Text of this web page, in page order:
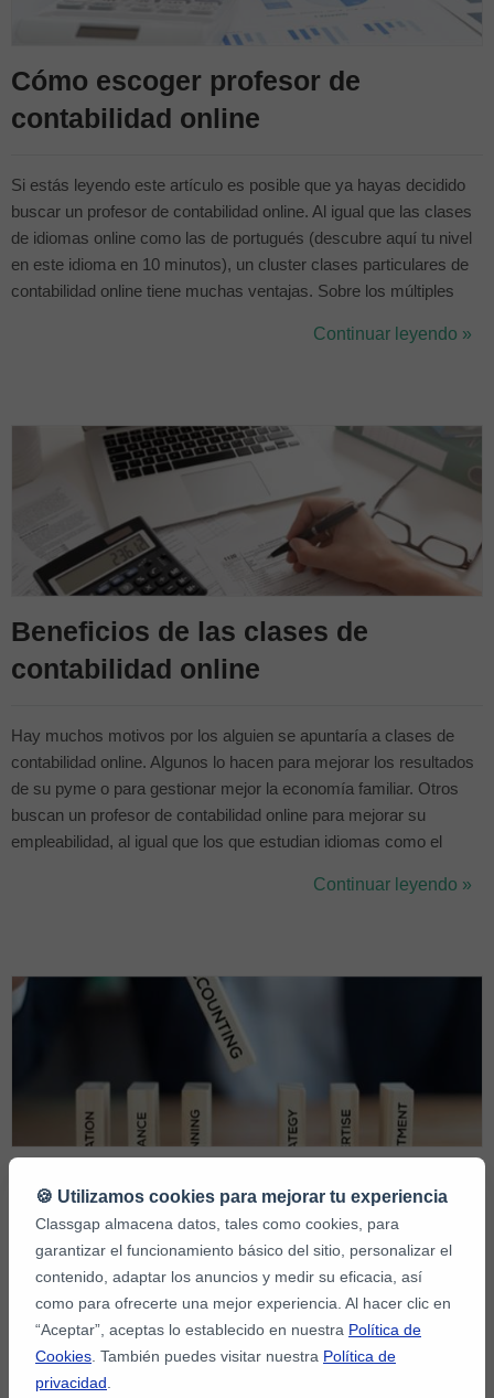
Cómo escoger profesor de
contabilidad online
Si estás leyendo este artículo es posible que ya hayas decidido
buscar un profesor de contabilidad online. Al igual que las clases
de idiomas online como las de portugués (descubre aquí tu nivel
en este idioma en 10 minutos), un cluster clases particulares de
contabilidad online tiene muchas ventajas. Sobre los múltiples
largo y tendido en este artículo. En esta ocasión querem...
Continuar leyendo »
Beneficios de las clases de
contabilidad online
Hay muchos motivos por los alguien se apuntaría a clases de
contabilidad online. Algunos lo hacen para mejorar los resultados
de su pyme o para gestionar mejor la economía familiar. Otros
buscan un profesor de contabilidad online para mejorar su
empleabilidad, al igual que los que estudian idiomas como el
aprender todo lo posible al respecto para dedicar su carrera
Continuar leyendo »
Guía definitiva para aprender
contabilidad online
Al igual que las clases de idiomas como las de portugués (haz el
test online de portugués para saber tu nivel), la contabilidad puede
abrirte muchas puertas laborales. Quizá todo lo que necesitas
para impulsar tu carrera o mejorar tu vida es un buen profesor de
contabilidad online que te ofrezca un cluster clases particulares
🍪 Utilizamos cookies para mejorar tu experiencia
Classgap almacena datos, tales como cookies, para
garantizar el funcionamiento básico del sitio, personalizar el
contenido, adaptar los anuncios y medir su eficacia, así
como para ofrecerte una mejor experiencia. Al hacer clic en
“Aceptar”, aceptas lo establecido en nuestra Política de
Cookies . También puedes visitar nuestra Política de
privacidad